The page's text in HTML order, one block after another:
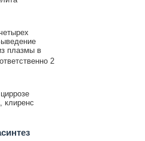
плазмы в
2
клиренс